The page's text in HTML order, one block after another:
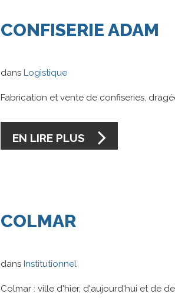
CONFISERIE ADAM
dans Logistique
Fabrication et vente de confiseries,
EN LIRE PLUS
COLMAR
dans Institutionnel
Colmar : ville d'hier, d'aujourd'hui et de